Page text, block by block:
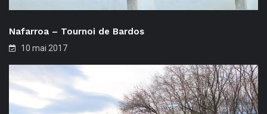
Nafarroa – Tournoi de Bardos
10 mai 2017